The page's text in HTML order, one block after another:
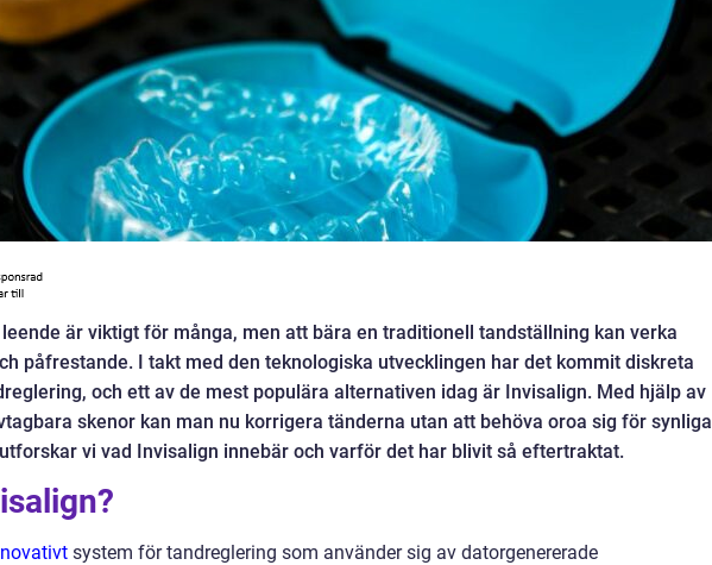
är viktigt för många, men att bära en traditionell tandställning kan verka
påfrestande. I takt med den teknologiska utvecklingen har det kommit diskreta
och ett av de mest populära alternativen idag är Invisalign. Med hjälp av
skenor kan man nu korrigera tänderna utan att behöva oroa sig för synliga
vi vad Invisalign innebär och varför det har blivit så eftertraktat.
system för tandreglering som använder sig av datorgenererade